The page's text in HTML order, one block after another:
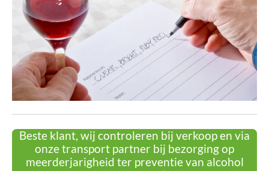
Beste klant, wij controleren bij verkoop en via
onze transport partner bij bezorging op
meerderjarigheid ter preventie van alcohol